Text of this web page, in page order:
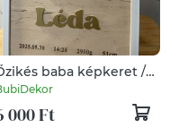
baba képkeret /
születési
000 Ft